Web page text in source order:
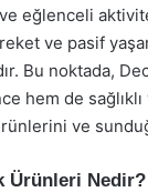
ve eğlenceli
ve pasif
Bu noktada,
hem de sağlıklı
ve
Ürünleri Nedir?